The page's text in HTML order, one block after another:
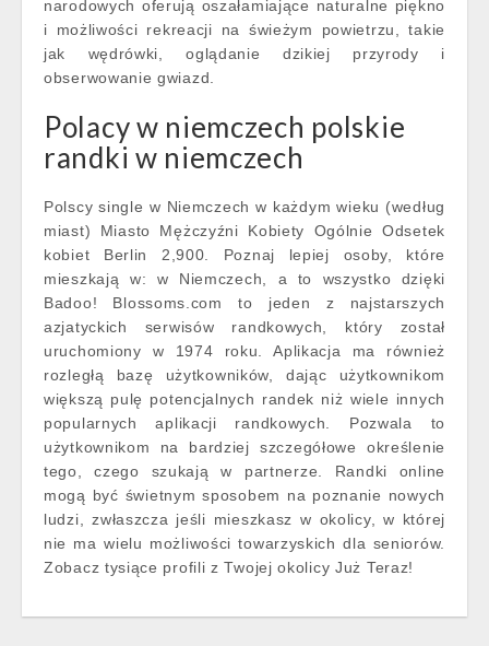
narodowych oferują oszałamiające naturalne piękno
i możliwości rekreacji na świeżym powietrzu, takie
jak wędrówki, oglądanie dzikiej przyrody i
obserwowanie gwiazd.
Polacy w niemczech polskie
randki w niemczech
Polscy single w Niemczech w każdym wieku (według
miast) Miasto Mężczyźni Kobiety Ogólnie Odsetek
kobiet Berlin 2,900. Poznaj lepiej osoby, które
mieszkają w: w Niemczech, a to wszystko dzięki
Badoo! Blossoms.com to jeden z najstarszych
azjatyckich serwisów randkowych, który został
uruchomiony w 1974 roku. Aplikacja ma również
rozległą bazę użytkowników, dając użytkownikom
większą pulę potencjalnych randek niż wiele innych
popularnych aplikacji randkowych. Pozwala to
użytkownikom na bardziej szczegółowe określenie
tego, czego szukają w partnerze. Randki online
mogą być świetnym sposobem na poznanie nowych
ludzi, zwłaszcza jeśli mieszkasz w okolicy, w której
nie ma wielu możliwości towarzyskich dla seniorów.
Zobacz tysiące profili z Twojej okolicy Już Teraz!